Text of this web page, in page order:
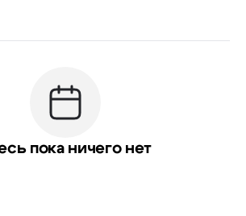
пока ничего нет